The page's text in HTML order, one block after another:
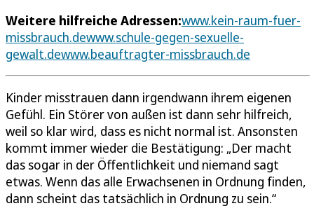
Weitere hilfreiche Adressen:www.kein-raum-fuer-
missbrauch.dewww.schule-gegen-sexuelle-
gewalt.dewww.beauftragter-missbrauch.de
Kinder misstrauen dann irgendwann ihrem eigenen
Gefühl. Ein Störer von außen ist dann sehr hilfreich,
weil so klar wird, dass es nicht normal ist. Ansonsten
kommt immer wieder die Bestätigung: „Der macht
das sogar in der Öffentlichkeit und niemand sagt
etwas. Wenn das alle Erwachsenen in Ordnung finden,
dann scheint das tatsächlich in Ordnung zu sein.“